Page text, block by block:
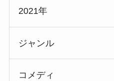
2021年
ジャンル
コメディ